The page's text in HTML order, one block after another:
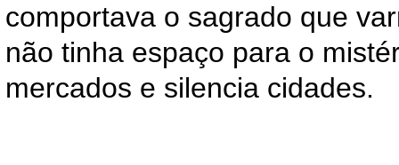
comportava o sagrado que
não tinha espaço para o
mercados e silencia cidades.